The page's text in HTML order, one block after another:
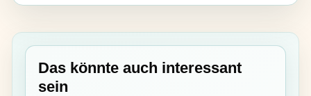
Das könnte auch interessant
sein